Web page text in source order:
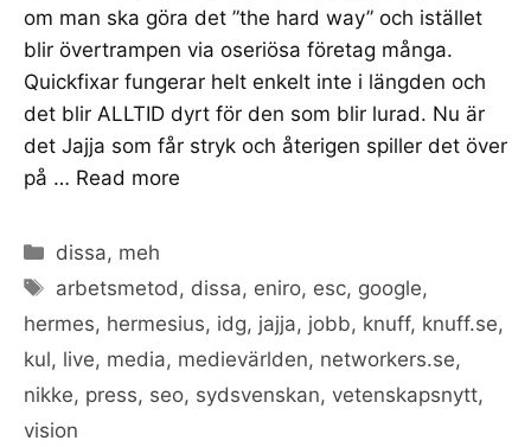
om man ska göra det ”the hard way” och istället
blir övertrampen via oseriösa företag många.
Quickfixar fungerar helt enkelt inte i längden och
det blir ALLTID dyrt för den som blir lurad. Nu är
det Jajja som får stryk och återigen spiller det över
på … Read more
Categories
dissa, meh
Tags
arbetsmetod, dissa, eniro, esc, google,
hermes, hermesius, idg, jajja, jobb, knuff, knuff.se,
kul, live, media, medievärlden, networkers.se,
nikke, press, seo, sydsvenskan, vetenskapsnytt,
vision